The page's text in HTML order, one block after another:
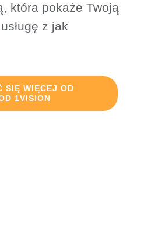
która pokaże Twoją
z jak
SIĘ WIĘCEJ OD
1VISION